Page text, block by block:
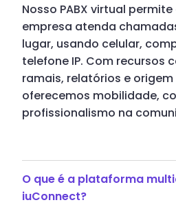
Nosso PABX virtual
empresa atenda
lugar, usando celular,
telefone IP. Com recursos
ramais, relatórios e
oferecemos mobilidade,
profissionalismo na
O que é a plataforma
iuConnect?